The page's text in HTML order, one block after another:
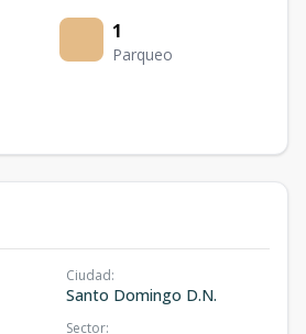
1
Parqueo
Ciudad:
Santo Domingo D.N.
Sector: